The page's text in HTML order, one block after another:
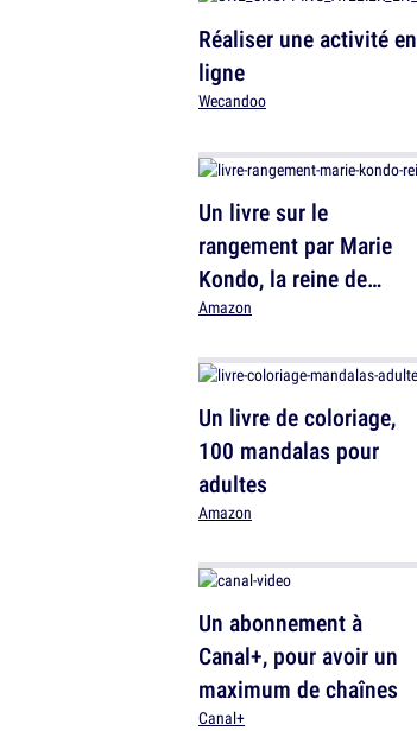
Réaliser une activité en
ligne
Wecandoo
Un livre sur le
rangement par Marie
Kondo, la reine de
l'optimisation d'espace
Amazon
Un livre de coloriage,
100 mandalas pour
adultes
Amazon
Un abonnement à
Canal+, pour avoir un
maximum de chaînes
Canal+